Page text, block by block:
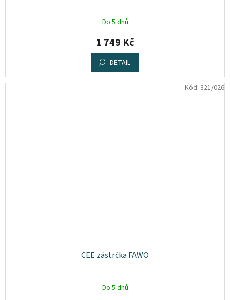
Do 5 dnů
1 749 Kč
DETAIL
CEE zástrčka FAWO
Do 5 dnů
Kód: 321/026